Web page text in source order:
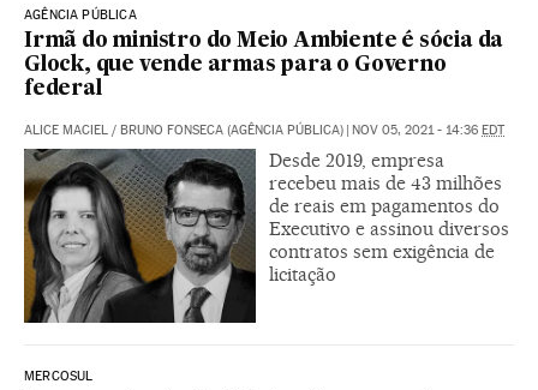
AGÊNCIA PÚBLICA
Irmã do ministro do Meio Ambiente é sócia da
Glock, que vende armas para o Governo
federal
ALICE MACIEL / BRUNO FONSECA (AGÊNCIA PÚBLICA) | NOV 05, 2021 - 14:36 EDT
Desde 2019, empresa
recebeu mais de 43 milhões
de reais em pagamentos do
Executivo e assinou diversos
contratos sem exigência de
licitação
MERCOSUL